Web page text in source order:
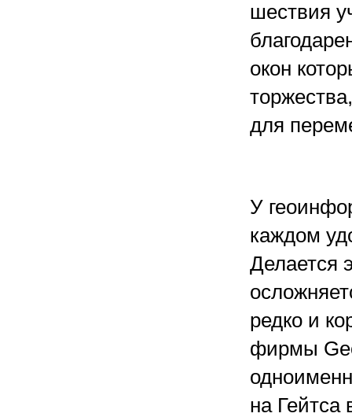
шествия
окон
для
У
каждом
Делается
редко и
фирмы
на Гейтса